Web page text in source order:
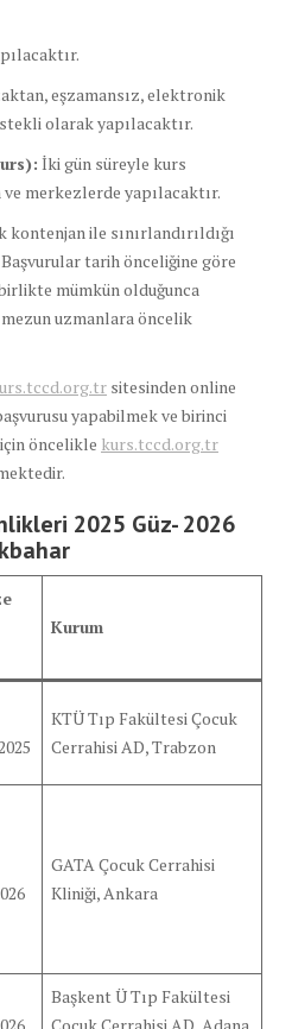
eşzamansız, elektronik
olarak yapılacaktır.
İki gün süreyle kurs
merkezlerde yapılacaktır.
ile sınırlandırıldığı
tarih önceliğine göre
mümkün olduğunca
uzmanlara öncelik
sitesinden online
yapabilmek ve birinci
öncelikle kurs.tccd.org.tr
2025 Güz- 2026
Kurum
KTÜ Tıp Fakültesi Çocuk
Cerrahisi AD, Trabzon
GATA Çocuk Cerrahisi
Kliniği, Ankara
Başkent Ü Tıp Fakültesi